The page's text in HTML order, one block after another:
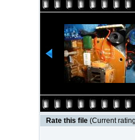
Rate this file (Current